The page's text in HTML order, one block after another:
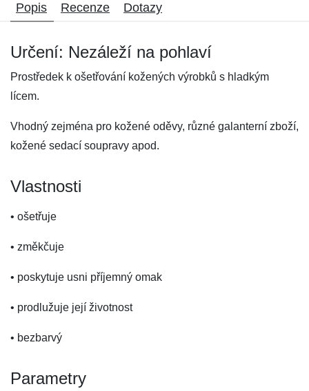
Popis Recenze Dotazy
Určení: Nezáleží na pohlaví
Prostředek k ošetřování kožených výrobků s hladkým
lícem.
Vhodný zejména pro kožené oděvy, různé galanterní zboží,
kožené sedací soupravy apod.
Vlastnosti
• ošetřuje
• změkčuje
• poskytuje usni příjemný omak
• prodlužuje její životnost
• bezbarvý
Parametry